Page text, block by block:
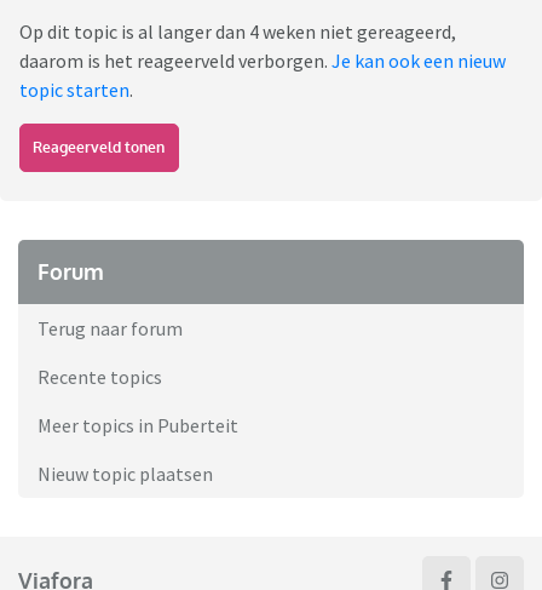
Op dit topic is al langer dan 4 weken niet gereageerd,
daarom is het reageerveld verborgen. Je kan ook een nieuw
topic starten.
Reageerveld tonen
Forum
Terug naar forum
Recente topics
Meer topics in Puberteit
Nieuw topic plaatsen
Viafora